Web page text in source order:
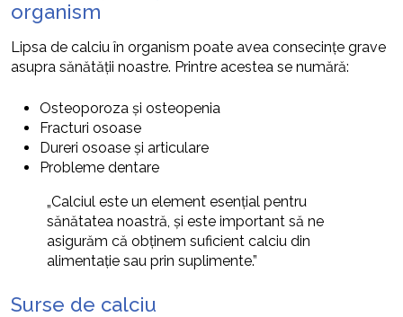
organism
Lipsa de calciu în organism poate avea consecințe grave
asupra sănătății noastre. Printre acestea se numără:
Osteoporoza și osteopenia
Fracturi osoase
Dureri osoase și articulare
Probleme dentare
„Calciul este un element esențial pentru
sănătatea noastră, și este important să ne
asigurăm că obținem suficient calciu din
alimentație sau prin suplimente.”
Surse de calciu